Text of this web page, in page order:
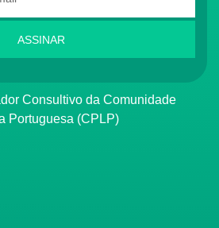
ASSINAR
Portuguesa (CPLP)